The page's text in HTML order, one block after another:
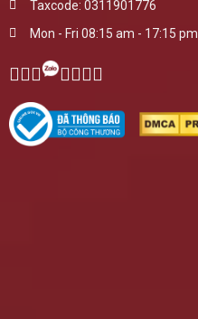
Taxcode: 0311901776
Mon - Fri 08:15 am - 17:15 pm